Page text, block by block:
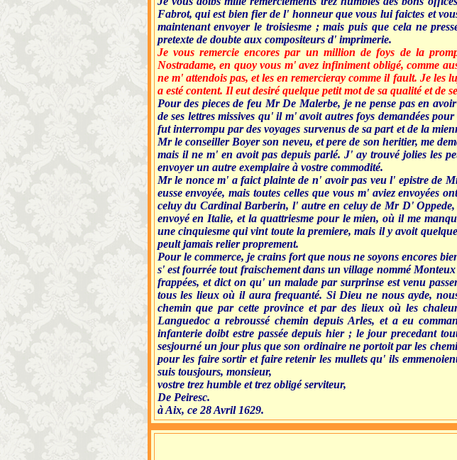
Fabrot, qui est bien fier de l' honneur que vous lui faictes et
maintenant envoyer le troisiesme ; mais puis que cela ne
pretexte de doubte aux compositeurs d' imprimerie.
Je vous remercie encores par un million de foys de la
Nostradame, en quoy vous m' avez infiniment obligé, comme
ne m' attendois pas, et les en remercieray comme il fault. Je les
a esté content. Il eut desiré quelque petit mot de sa qualité et de
Pour des pieces de feu Mr De Malerbe, je ne pense pas en
de ses lettres missives qu' il m' avoit autres foys demandées
fut interrompu par des voyages survenus de sa part et de la
Mr le conseiller Boyer son neveu, et pere de son heritier, me
mais il ne m' en avoit pas depuis parlé. J' ay trouvé jolies les
envoyer un autre exemplaire à vostre commodité.
Mr le nonce m' a faict plainte de n' avoir pas veu l' epistre de
eusse envoyée, mais toutes celles que vous m' aviez envoyées
celuy du Cardinal Barberin, l' autre en celuy de Mr D'
envoyé en Italie, et la quattriesme pour le mien, où il me
une cinquiesme qui vint toute la premiere, mais il y avoit
peult jamais relier proprement.
Pour le commerce, je crains fort que nous ne soyons encores
s' est fourrée tout fraischement dans un village nommé
frappées, et dict on qu' un malade par surprinse est venu
tous les lieux où il aura frequanté. Si Dieu ne nous ayde,
chemin que par cette province et par des lieux où les
Languedoc a rebroussé chemin depuis Arles, et a eu
infanterie doibt estre passée depuis hier ; le jour precedant
sesjourné un jour plus que son ordinaire ne portoit par les
pour les faire sortir et faire retenir les mullets qu' ils
suis tousjours, monsieur,
vostre trez humble et trez obligé serviteur,
De Peiresc.
à Aix, ce 28 Avril 1629.